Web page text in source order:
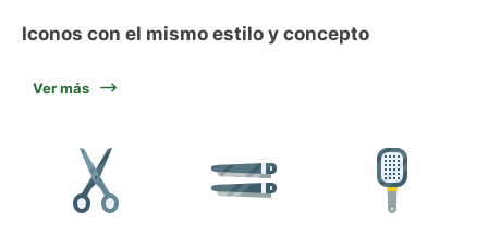
Iconos con el mismo estilo y concepto
Ver más